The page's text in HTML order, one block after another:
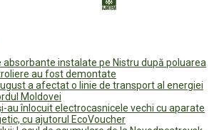
absorbante instalate pe Nistru după poluarea
au fost demontate
a afectat o linie de transport al energiei
Moldovei
au înlocuit electrocasnicele vechi cu aparate
cu ajutorul EcoVoucher